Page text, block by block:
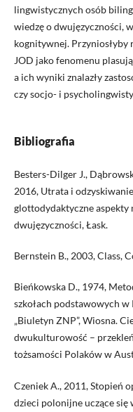
lingwistycznych osób
wiedzę o dwujęzyczności,
kognitywnej. Przyniosłyby
JOD jako fenomenu
a ich wyniki znalazły
czy socjo- i
Bibliografia
Besters-Dilger J.,
2016, Utrata i
glottodydaktyczne aspekty
dwujęzyczności, Łask.
Bernstein B., 2003, Class,
Bieńkowska D., 1974,
szkołach podstawowych w
„Biuletyn ZNP”, Wiosna.
dwukulturowość –
tożsamości Polaków w
Czeniek A., 2011, Stopień
dzieci polonijne uczące się